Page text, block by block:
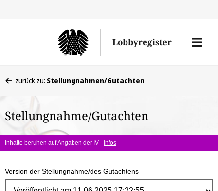
Lobbyregister
Menü
befinden
hier:
zurück zu: Stellungnahmen/Gutachten
Stellungnahme/Gutachten
Inhalte beruhen auf Angaben der IV - Infos
Version der Stellungnahme/des Gutachtens